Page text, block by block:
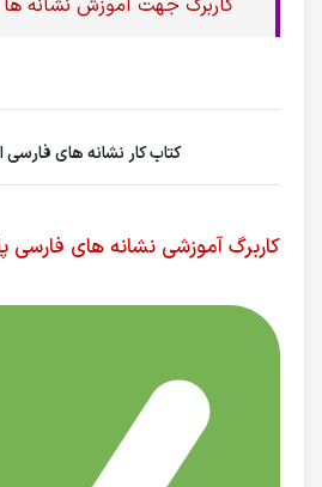
کاربرگ جهت آموزش نشانه
کتاب کار نشانه های فارسی
کاربرگ آموزشی نشانه های فارسی